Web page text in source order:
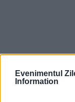
Evenimentul
Information